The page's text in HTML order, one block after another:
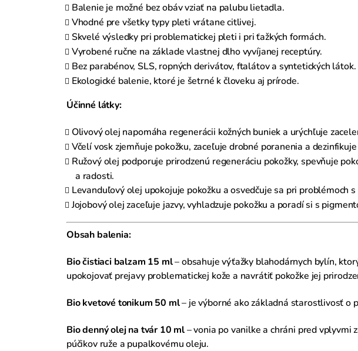
Balenie je možné bez obáv vziať na palubu lietadla.
Vhodné pre všetky typy pleti vrátane citlivej.
Skvelé výsledky pri problematickej pleti i pri ťažkých formách.
Vyrobené ručne na základe vlastnej dlho vyvíjanej receptúry.
Bez parabénov, SLS, ropných derivátov, ftalátov a syntetických látok.
Ekologické balenie, ktoré je šetrné k človeku aj prírode.
Účinné látky:
Olivový olej napomáha regenerácii kožných buniek a urýchľuje
Včelí vosk zjemňuje pokožku, zaceľuje drobné poranenia a dezinfikuje
Ružový olej podporuje prirodzenú regeneráciu pokožky, spevňuje
a radosti.
Levanduľový olej upokojuje pokožku a osvedčuje sa pri problémoch
Jojobový olej zaceľuje jazvy, vyhladzuje pokožku a poradí si s
Obsah balenia:
Bio čistiaci balzam 15 ml– obsahuje výťažky blahodárnych bylín,
upokojovať prejavy problematickej kože a navrátiť pokožke jej
Bio kvetové tonikum 50 ml– je výborné ako základná starostlivosť o
Bio denný olej na tvár 10 ml– vonia po vanilke a chráni pred vplyvmi
púčikov ruže a pupalkovému oleju.